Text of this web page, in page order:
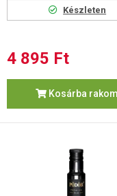
Készleten
4 895 Ft
Kosárba rakom